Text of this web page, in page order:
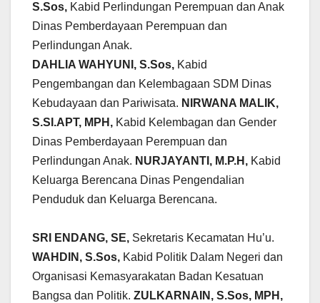
S.Sos, Kabid Perlindungan Perempuan dan Anak
Dinas Pemberdayaan Perempuan dan
Perlindungan Anak.
DAHLIA WAHYUNI, S.Sos, Kabid
Pengembangan dan Kelembagaan SDM Dinas
Kebudayaan dan Pariwisata. NIRWANA MALIK,
S.SI.APT, MPH, Kabid Kelembagan dan Gender
Dinas Pemberdayaan Perempuan dan
Perlindungan Anak. NURJAYANTI, M.P.H, Kabid
Keluarga Berencana Dinas Pengendalian
Penduduk dan Keluarga Berencana.
SRI ENDANG, SE, Sekretaris Kecamatan Hu’u.
WAHDIN, S.Sos, Kabid Politik Dalam Negeri dan
Organisasi Kemasyarakatan Badan Kesatuan
Bangsa dan Politik. ZULKARNAIN, S.Sos, MPH,